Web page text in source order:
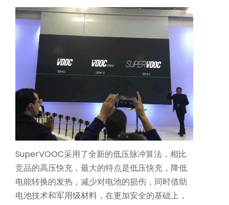
机器人精密互连方案
专攻微型化场景，为人形机器人手指关节提供高柔性与高精度信号传输
SuperVOOC采用了全新的低压脉冲算法，相比
竞品的高压快充，最大的特点是低压快充，降低
电能转换的发热，减少对电池的损伤，同时借助
电池技术和军用级材料，在更加安全的基础上，